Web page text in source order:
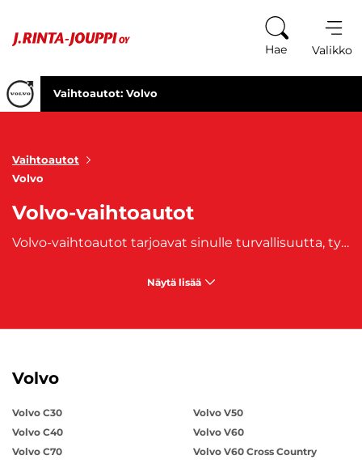
Hae Valikko
Vaihtoautot: Volvo
Vaihtoautot
Volvo
Volvo-vaihtoautot
Volvo-vaihtoautot tarjoavat sinulle turvallisuutta, tyylikkyyttä ja luotettavuutta. J. Rinta-Joupin vaihtoautojenvalikoimasta löydät laajan kattauksen erilaisia Volvo-vaihtoautoja. Volvoille tyypillisiä piireiteitä ovat huippuluokan turvallisuusominaisuudet ja laadukas suunnittelu. Volvo-vaihtaoutojen valikoimasta löytyy farmarit, maasturit ja sedanit. Volvo on ansainnut mainetta huippuluokan turvallisuudesta, mutta Volvo on panostanut myös laadukkaisiin materiaaleihin, hallittuun muotoiluun sekä mielenkiintoisiin yksityiskohtiin. Volvo on myös nykyisin tunnettu hybridiautojen valmistaja. J. Rinta-Joupin Volvo-vaihtoautojen valikoimasta löydät varmasti itsellesi sopivan käytetyn Volvon.
Näytä lisää
Volvo
Volvo C30
Volvo C40
Volvo C70
Volvo V50
Volvo V60
Volvo V60 Cross Country